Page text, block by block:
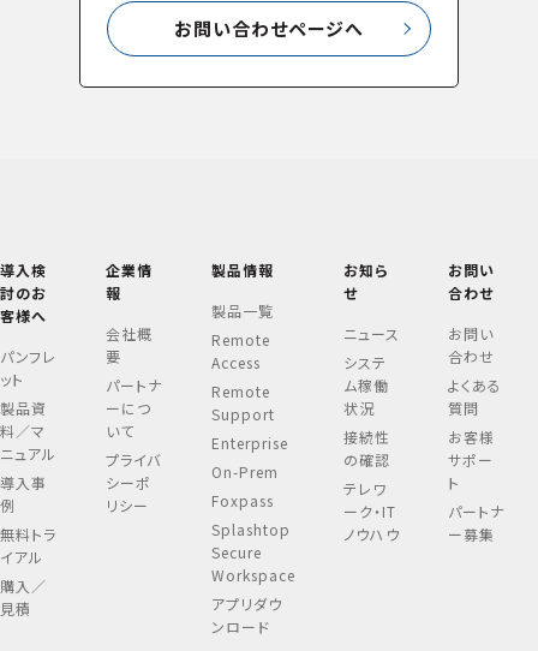
お問い合わせページへ
導入検
討のお
客様へ
パンフレ
ット
製品資
料／マ
ニュアル
導入事
例
無料トラ
イアル
購入／
見積
企業情
報
会社概
要
パートナ
ーにつ
いて
プライバ
シーポ
リシー
製品情報
製品一覧
Remote
Access
Remote
Support
Enterprise
On-Prem
Foxpass
Splashtop
Secure
Workspace
アプリダウ
ンロード
お知ら
せ
ニュース
システ
ム稼働
状況
接続性
の確認
テレワ
ーク・IT
ノウハウ
お問い
合わせ
お問い
合わせ
よくある
質問
お客様
サポー
ト
パートナ
ー募集